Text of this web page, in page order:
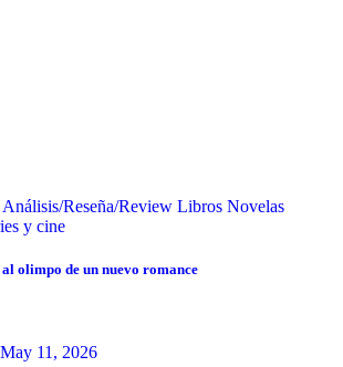
Análisis/Reseña/Review Libros Novelas
y cine
olimpo de un nuevo romance
May 11, 2026